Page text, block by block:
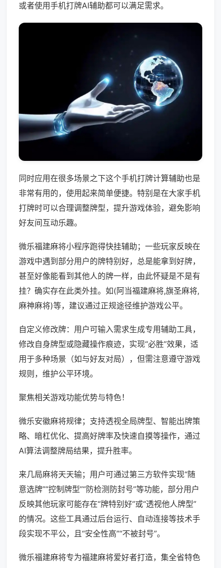
或者使用手机打牌AI辅助都可以满足需求。
同时应用在很多场景之下这个手机打牌计算辅助也是
非常有用的，使用起来简单便捷。特别是在大家手机
打牌时可以合理调整牌型，提升游戏体验，避免影响
好友间互动乐趣。
微乐福建麻将小程序跑得快挂辅助；一些玩家反映在
游戏中遇到部分用户的牌特别好，总是能拿到好牌，
甚至好像能看到其他人的牌一样，由此怀疑是不是有
挂？确实存在此类外挂。如(阿当福建麻将,旗圣麻将,
麻神麻将)等，建议通过正规途径维护游戏公平。
自定义修改牌：用户可输入需求生成专用辅助工具，
修改自身牌型或隐藏操作痕迹，实现“必胜”效果，适
用于多种场景（如与好友对局），但需注意遵守游戏
规则，维护公平环境。
聚焦相关游戏功能优势与特色！
微乐安徽麻将规律；支持透视全局牌型、智能出牌策
略、暗杠优化、提高好牌率及快速自摸等操作，通过
AI算法调整牌局结果，提升胜率。
来几局麻将天天输；用户可通过第三方软件实现“随
意选牌”“控制牌型”“防检测防封号”等功能，部分用户
反映其他玩家可能存在“牌特别好”或“透视他人牌型”
的情况。这些工具通过后台运行、自动连接等技术手
段实现不平公，且“安全性高”“不被封号”。
微乐福建麻将专为福建麻将爱好者打造，集全省特色